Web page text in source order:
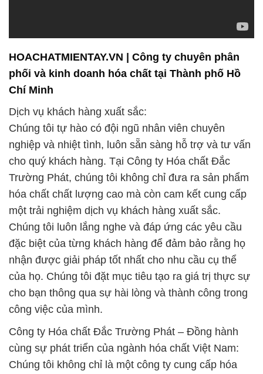
chất, mà còn là một đối tác đáng tin cậy trong sự
phát triển của ngành hóa chất tại Việt Nam. Chúng
tôi cam kết đóng góp vào sự phát triển bền vững
của ngành này thông qua việc cung cấp các sản
phẩm và dịch vụ chất lượng, đồng thời hỗ trợ các
và tiết kiệm chi phí.
Tại sao nên chọn Công Ty Hóa Chất Đắc Trường
Phát?
– Sản phẩm chất lượng: Chúng tôi cam kết cung
cấp các sản phẩm hóa chất chất lượng cao, được
sản xuất và kiểm định theo các tiêu chuẩn nghiêm
ngặt.
– Dịch vụ tận tâm: Đội ngũ nhân viên của chúng tôi
luôn sẵn sàng hỗ trợ và tư vấn khách hàng trong
mọi khía cạnh của sản phẩm và dịch vụ.
– Cam kết bền vững: Chúng tôi không chỉ tập trung
vào lợi nhuận ngắn hạn mà còn hướng đến mục
ngành hóa chất tại Việt Nam.
Công Ty Hóa Chất Đắc Trường Phát là sự lựa chọn